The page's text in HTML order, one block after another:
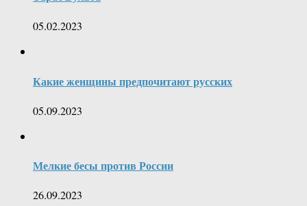
05.02.2023
Какие женщины предпочитают русских
05.09.2023
Мелкие бесы против России
26.09.2023